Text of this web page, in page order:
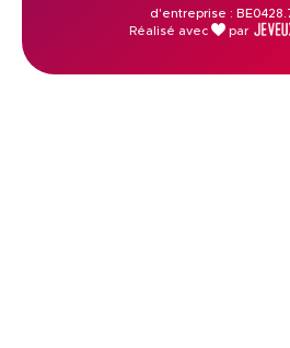
d'entreprise :
Réalisé avec
par